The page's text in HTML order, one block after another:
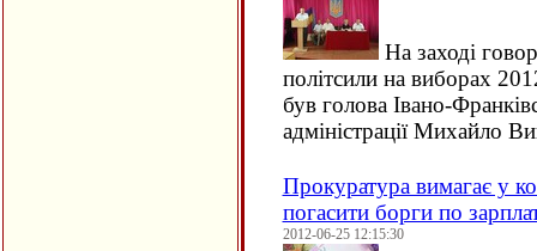
На заході
політсили на виборах
був голова Івано-
адміністрації Михайло
Прокуратура вимагає у
погасити борги по
2012-06-25 12:15:30